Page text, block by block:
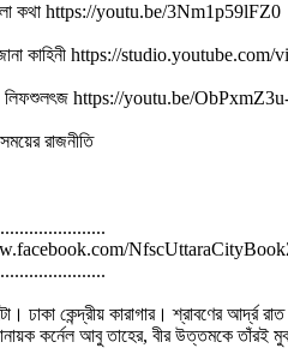
কথা https://youtu.be/3Nm1p59lFZ0
অজানা কাহিনী https://
ল. লিফশুলৎজ https://youtu.be/
রাজনীতি
ঢাকা কেন্দ্রীয় কারাগার। শ্রাবণের
কর্নেল আবু তাহের, বীর উত্তমকে তাঁরই